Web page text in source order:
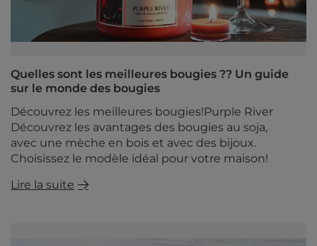
Quelles sont les meilleures bougies ?? Un guide
sur le monde des bougies
Découvrez les meilleures bougies!Purple River
Découvrez les avantages des bougies au soja,
avec une mèche en bois et avec des bijoux.
Choisissez le modèle idéal pour votre maison!
Lire la suite